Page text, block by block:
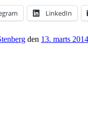
LinkedIn
den 13. marts 2014